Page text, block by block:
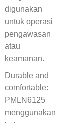
digunakan
untuk operasi
pengawasan
atau
keamanan.
Durable and
comfortable:
PMLN6125
menggunakan